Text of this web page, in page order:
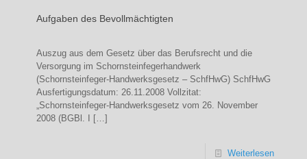
Aufgaben des Bevollmächtigten
Auszug aus dem Gesetz über das Berufsrecht und die
Versorgung im Schornsteinfegerhandwerk
(Schornsteinfeger-Handwerksgesetz – SchfHwG) SchfHwG
Ausfertigungsdatum: 26.11.2008 Vollzitat:
„Schornsteinfeger-Handwerksgesetz vom 26. November
2008 (BGBl. I
[…]
Weiterlesen